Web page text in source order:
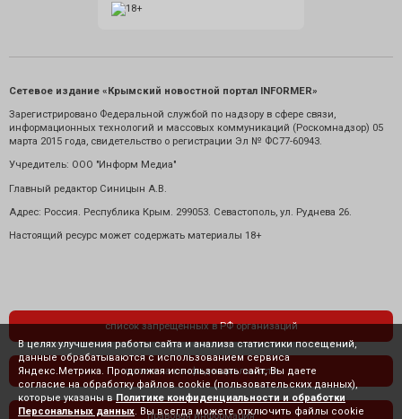
Сетевое издание «Крымский новостной портал INFORMER»
Зарегистрировано Федеральной службой по надзору в сфере связи,
информационных технологий и массовых коммуникаций (Роскомнадзор) 05
марта 2015 года, свидетельство о регистрации Эл № ФС77-60943.
Учредитель: ООО "Информ Медиа"
Главный редактор Синицын А.В.
Адрес: Россия. Республика Крым. 299053. Севастополь, ул. Руднева 26.
Настоящий ресурс может содержать материалы 18+
список запрещенных в РФ организаций
политика конфиденциальности
правовая информация
В целях улучшения работы сайта и анализа статистики посещений,
данные обрабатываются с использованием сервиса
Яндекс.Метрика. Продолжая использовать сайт, Вы даете
согласие на обработку файлов cookie (пользовательских данных),
которые указаны в Политике конфиденциальности и обработки
Персональных данных . Вы всегда можете отключить файлы cookie